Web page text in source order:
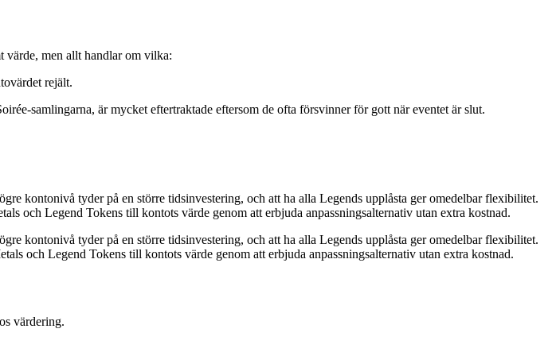
värde, men allt handlar om vilka:
rejält.
samlingarna, är mycket eftertraktade eftersom de ofta försvinner för gott när eventet är slut.
kontonivå tyder på en större tidsinvestering, och att ha alla Legends upplåsta ger omedelbar flexibilitet.
och Legend Tokens till kontots värde genom att erbjuda anpassningsalternativ utan extra kostnad.
kontonivå tyder på en större tidsinvestering, och att ha alla Legends upplåsta ger omedelbar flexibilitet.
och Legend Tokens till kontots värde genom att erbjuda anpassningsalternativ utan extra kostnad.
värdering.